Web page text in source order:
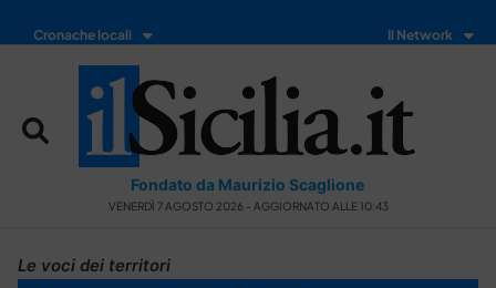
Cronache locali Il Network
Fondato da Maurizio Scaglione
VENERDÌ 7 AGOSTO 2026 - AGGIORNATO ALLE 10:43
Le voci dei territori